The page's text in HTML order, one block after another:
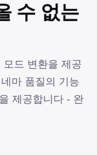
수 없는
드 변환을 제공
마 품질의 기능
제공합니다 - 완